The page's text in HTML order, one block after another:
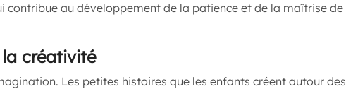
au développement de la patience et de la maîtrise de
créativité
Les petites histoires que les enfants créent autour des